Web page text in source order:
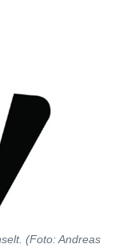
(Foto: Andreas